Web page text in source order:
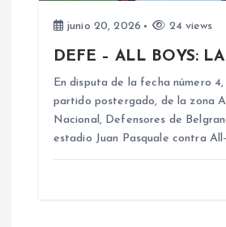
junio 20, 2026 24 views
DEFE – ALL BOYS:
En disputa de la fecha número
partido postergado, de la zona
Nacional, Defensores de
estadio Juan Pasquale contra